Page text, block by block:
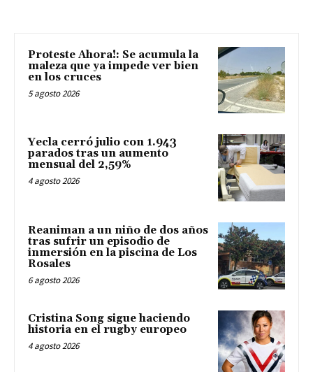
Proteste Ahora!: Se acumula la
maleza que ya impede ver bien
en los cruces
5 agosto 2026
Yecla cerró julio con 1.943
parados tras un aumento
mensual del 2,59%
4 agosto 2026
Reaniman a un niño de dos años
tras sufrir un episodio de
inmersión en la piscina de Los
Rosales
6 agosto 2026
Cristina Song sigue haciendo
historia en el rugby europeo
4 agosto 2026